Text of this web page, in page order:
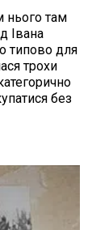
нього там
Івана
типово для
трохи
без